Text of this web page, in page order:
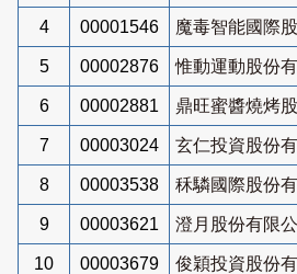
4 00001546 魔毒智能國際
5 00002876 惟動運動股份
6 00002881 鼎旺蜜醬燒烤
7 00003024 玄仁投資股份
8 00003538 秝驎國際股份
9 00003621 澄月股份有限
10 00003679 俊穎投資股份